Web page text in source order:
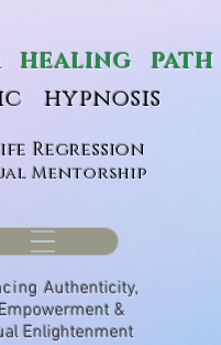
hypnosis
PATH
Regression
Mentorship
Authenticity,
&
Enlightenment